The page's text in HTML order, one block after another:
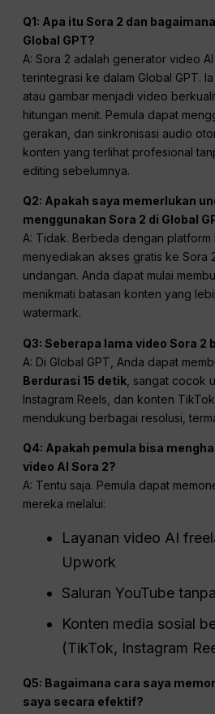
Q1: Apa itu Sora 2 dan
Global GPT?
A: Sora 2 adalah generator video
terintegrasi ke dalam Global GPT.
atau gambar menjadi video
hitungan menit. Pemula dapat
gerakan, dan sinkronisasi audio
konten yang terlihat profesional
editing sebelumnya.
Q2: Apakah saya memerlukan
menggunakan Sora 2 di Global
A: Tidak. Berbeda dengan platform
menyediakan akses gratis ke Sora
undangan. Anda dapat mulai
menikmati batasan konten yang
watermark.
Q3: Seberapa lama video Sora 2
A: Di Global GPT, Anda dapat
Berdurasi 15 detik , sangat cocok
Instagram Reels, dan konten
mendukung berbagai resolusi,
Q4: Apakah pemula bisa
video AI Sora 2?
A: Tentu saja. Pemula dapat
mereka melalui:
Layanan video AI
Upwork
Saluran YouTube
Konten media sosial
(TikTok, Instagram
Q5: Bagaimana cara saya
saya secara efektif?